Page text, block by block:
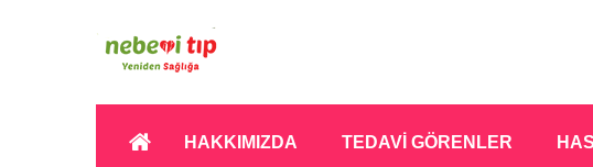
HAKKIMIZDA TEDAVİ GÖRENLER